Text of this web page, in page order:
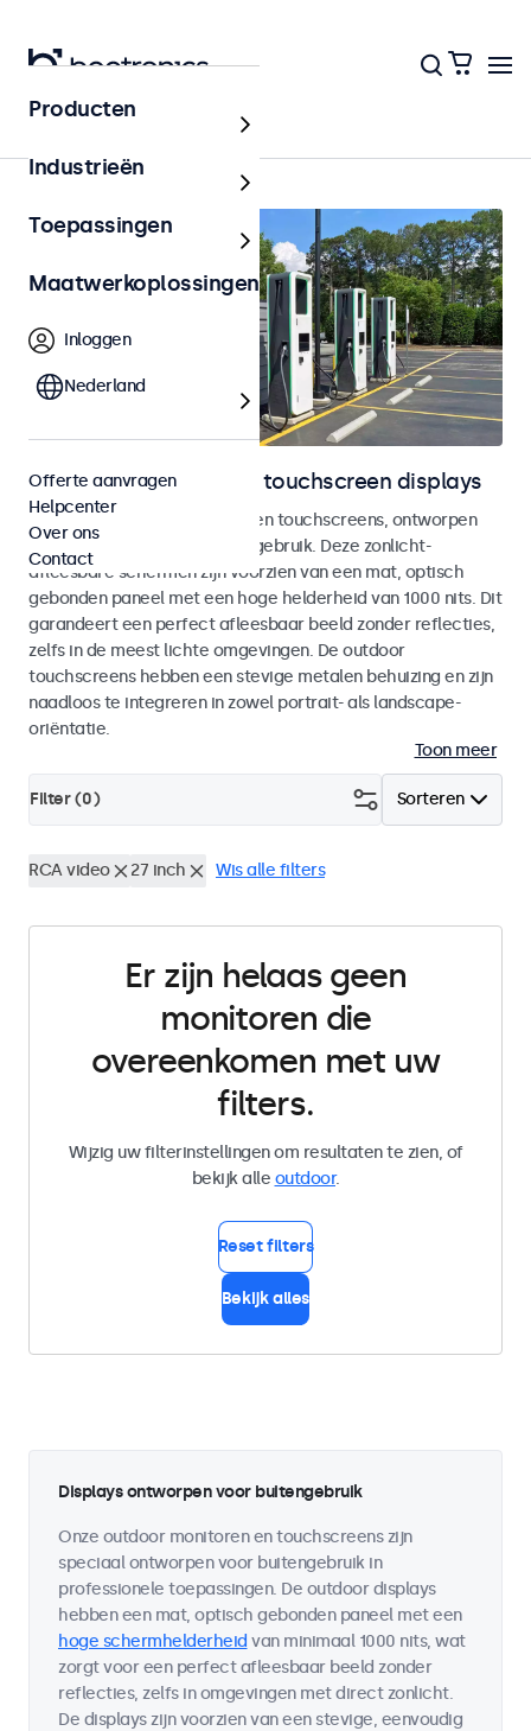
Home
Outdoor monitoren en touchscreen displays
Weersbestendige monitoren en touchscreens, ontworpen
voor zowel binnen- als buitengebruik. Deze zonlicht-
afleesbare schermen zijn voorzien van een mat, optisch
gebonden paneel met een hoge helderheid van 1000 nits. Dit
garandeert een perfect afleesbaar beeld zonder reflecties,
zelfs in de meest lichte omgevingen. De outdoor
touchscreens hebben een stevige metalen behuizing en zijn
naadloos te integreren in zowel portrait- als landscape-
oriëntatie.
Toon meer
Sorteren
Filter (0)
RCA video 27 inch Wis alle filters
Er zijn helaas geen
monitoren die
overeenkomen met uw
filters.
Wijzig uw filterinstellingen om resultaten te zien, of
bekijk alle outdoor.
Reset filters
Bekijk alles
Displays ontworpen voor buitengebruik
Onze outdoor monitoren en touchscreens zijn
speciaal ontworpen voor buitengebruik in
professionele toepassingen. De outdoor displays
hebben een mat, optisch gebonden paneel met een
hoge schermhelderheid van minimaal 1000 nits, wat
zorgt voor een perfect afleesbaar beeld zonder
reflecties, zelfs in omgevingen met direct zonlicht.
De displays zijn voorzien van een stevige, eenvoudig
Producten
Industrieën
Toepassingen
Maatwerkoplossingen
Inloggen
Nederland
Offerte aanvragen
Helpcenter
Over ons
Contact